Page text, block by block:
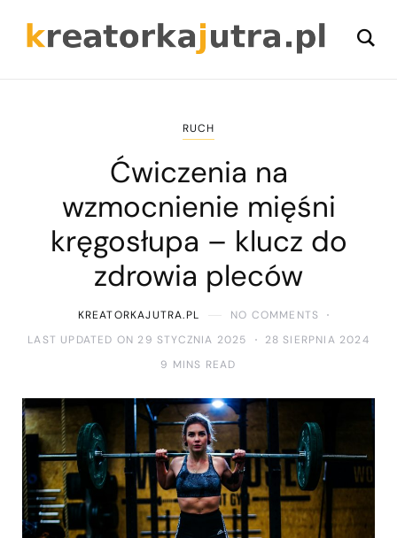
RUCH
Ćwiczenia na
wzmocnienie mięśni
kręgosłupa – klucz do
zdrowia pleców
KREATORKAJUTRA.PL
NO COMMENTS
LAST UPDATED ON 29 STYCZNIA 2025
28 SIERPNIA 2024
9 MINS READ